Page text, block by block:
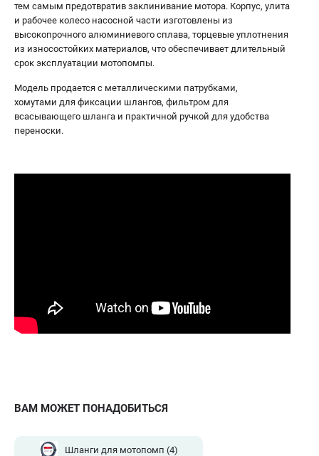
ВАМ МОЖЕТ ПОНАДОБИТЬСЯ
Шланги для мотопомп (4)
тем самым предотвратив заклинивание мотора. Корпус, улита
и рабочее колесо насосной части изготовлены из
высокопрочного алюминиевого сплава, торцевые уплотнения
из износостойких материалов, что обеспечивает длительный
срок эксплуатации мотопомпы.
Модель продается с металлическими патрубками,
хомутами для фиксации шлангов, фильтром для
всасывающего шланга и практичной ручкой для удобства
переноски.